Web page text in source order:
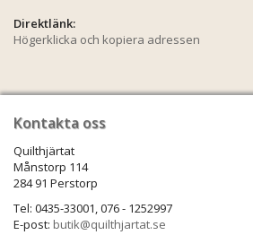
Direktlänk:
Högerklicka och kopiera adressen
Kontakta oss
Quilthjärtat
Månstorp 114
284 91 Perstorp
Tel: 0435-33001, 076 - 1252997
E-post: butik@quilthjartat.se